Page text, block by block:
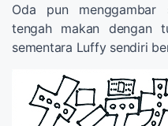
Oda pun menggambar
tengah makan dengan
sementara Luffy sendiri